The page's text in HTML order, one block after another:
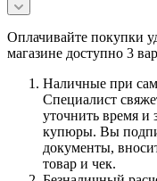
Оплачивайте покупки
магазине доступно 3
Наличные при
Специалист
уточнить время и
купюры. Вы
документы,
товар и чек.